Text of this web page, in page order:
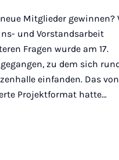
Mitglieder gewinnen?
und Vorstandsarbeit
Fragen wurde am 17.
zu dem sich
einfanden. Das von
Projektformat hatte…